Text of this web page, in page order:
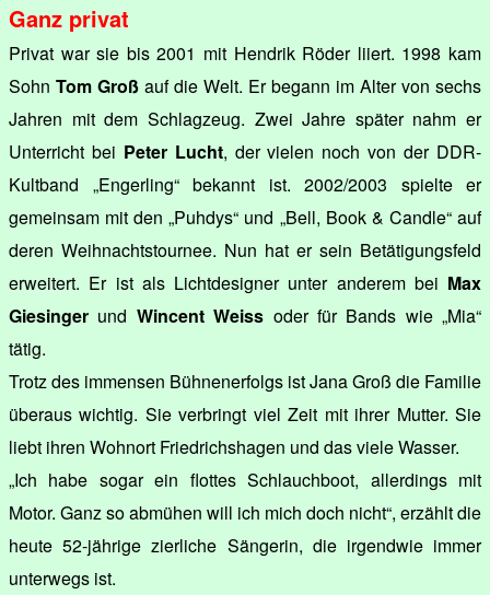
Ganz privat
Privat war sie bis 2001 mit Hendrik Röder liiert. 1998 kam
Sohn Tom Groß auf die Welt. Er begann im Alter von sechs
Jahren mit dem Schlagzeug. Zwei Jahre später nahm er
Unterricht bei Peter Lucht, der vielen noch von der DDR-
Kultband „Engerling“ bekannt ist. 2002/2003 spielte er
gemeinsam mit den „Puhdys“ und „Bell, Book & Candle“ auf
deren Weihnachtstournee. Nun hat er sein Betätigungsfeld
erweitert. Er ist als Lichtdesigner unter anderem bei Max
Giesinger und Wincent Weiss oder für Bands wie „Mia“
tätig.
Trotz des immensen Bühnenerfolgs ist Jana Groß die Familie
überaus wichtig. Sie verbringt viel Zeit mit ihrer Mutter. Sie
liebt ihren Wohnort Friedrichshagen und das viele Wasser.
„Ich habe sogar ein flottes Schlauchboot, allerdings mit
Motor. Ganz so abmühen will ich mich doch nicht“, erzählt die
heute 52-jährige zierliche Sängerin, die irgendwie immer
unterwegs ist.